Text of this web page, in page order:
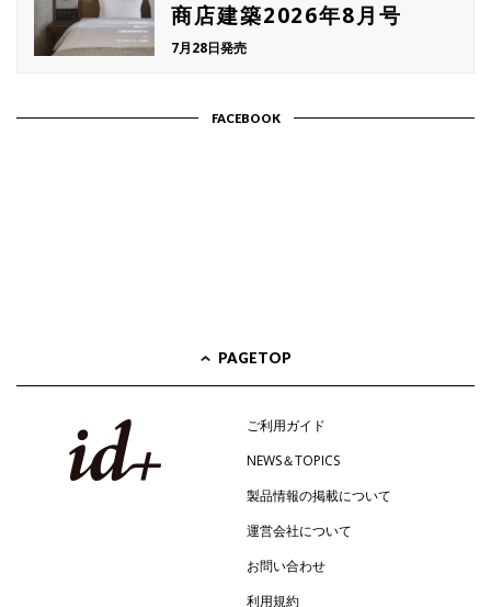
商店建築2026年8月号
7月28日発売
FACEBOOK
PAGETOP
ご利用ガイド
NEWS＆TOPICS
製品情報の掲載について
運営会社について
お問い合わせ
利用規約